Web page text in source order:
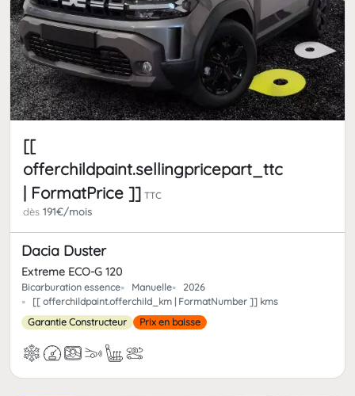
[[
offerchildpaint.sellingpricepart_ttc
| FormatPrice ]] TTC
dès 191€/mois
Dacia Duster
Extreme ECO-G 120
Bicarburation essence Manuelle
2026
[[ offerchildpaint.offerchild_km | FormatNumber ]] kms
Garantie Constructeur
Prix en baisse